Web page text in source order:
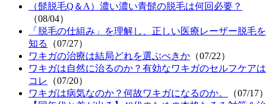
（髭脱毛Q＆A）濃い濃い青髭の脱毛は何回必要？
（08/04）
「脱毛の仕組み」を理解し、正しい医療レーザー脱毛を
知る
（07/27）
ワキガの治療は結局どれを選ぶべきか （07/22）
ワキガは自然に治るのか？有効なワキガのセルフケアは
コレ
（07/20）
ワキガは病気なのか？何故ワキガになるのか。
（07/17